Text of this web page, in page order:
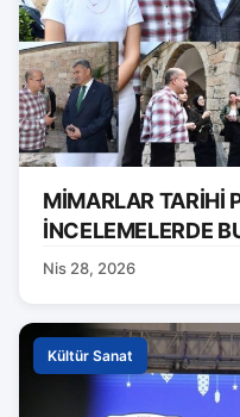
MİMARLAR TARİHİ
İNCELEMELERDE
Nis 28, 2026
Kültür Sanat